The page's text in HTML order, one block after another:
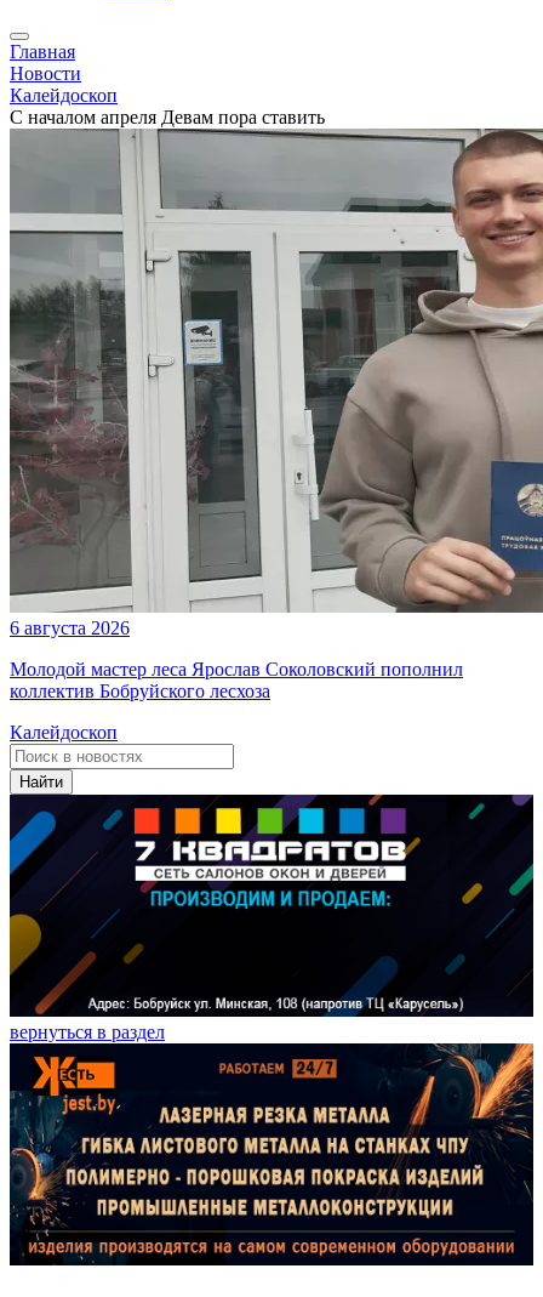
Главная
Новости
Калейдоскоп
С началом апреля Девам пора ставить
6 августа 2026
Молодой мастер леса Ярослав Соколовский пополнил
коллектив Бобруйского лесхоза
Калейдоскоп
Найти
вернуться в раздел